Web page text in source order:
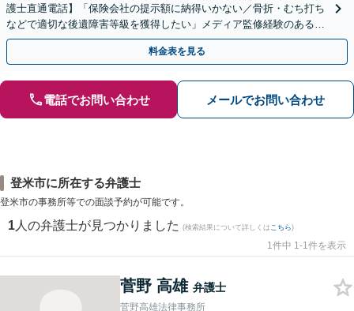
護士直通電話】「保険会社の提示額に納得いかない／骨折・むち打ち
などで適切な後遺障害等級を獲得したい」メディア監修経験のある、
実績豊富な弁護士が早めの解決をサポート！【夜間相談可】
料金表を見る
電話でお問い合わせ メールでお問い合わせ
登米市に所在する弁護士
登米市の事務所等での面談予約が可能です。
1 人の弁護士が見つかりました (検索結果について詳しくは こちら)
1件中 1-1件を表示
菅野 高雄 弁護士
菅野高雄法律事務所